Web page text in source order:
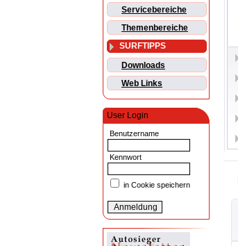
Servicebereiche
Themenbereiche
SURFTIPPS
Downloads
Web Links
User Login
Benutzername
Kennwort
in Cookie speichern